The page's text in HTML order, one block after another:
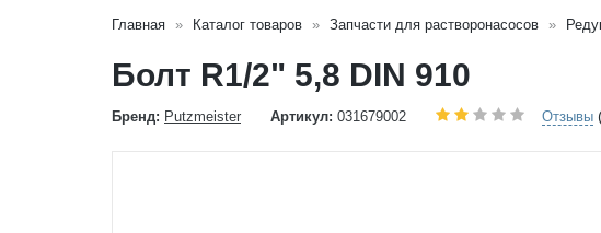
Главная Каталог товаров Запчасти для растворонасосов
Болт R1/2" 5,8 DIN 910
Бренд: Putzmeister Артикул: 031679002 Отзывы